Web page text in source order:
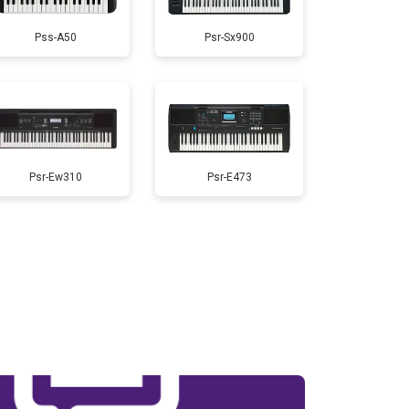
1800 ₽ Заказать
1500 ₽ Заказать
1000 ₽
Pss-A50 Psr-Sx900
Psr-Ew310 Psr-E473